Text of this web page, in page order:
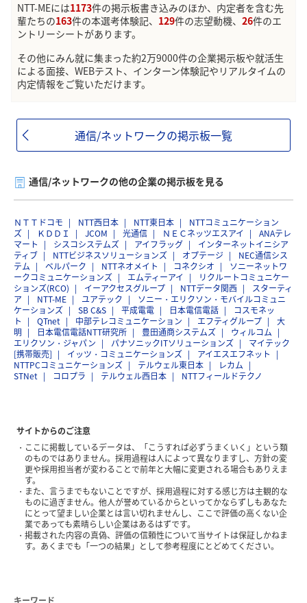
NTT-MEには1173件の掲示板書き込みのほか、内定者を含む先
輩たちの163件の本選考体験記、 129件の志望動機、 26件のエ
ントリーシートがあります。
その他にみん就に集まった約2万9000件の企業掲示板や就活生
による面接、WEBテスト、インターン体験記やリアルタイムの
内定情報をご覧いただけます。
通信/ネットワークの掲示板一覧
通信/ネットワークの他の企業の掲示板を見る
ＮＴＴドコモ NTT西日本 NTT東日本
NTTコミュニケーション
ズ
ＫＤＤＩ JCOM 光通信 ＮＥＣネッツエスアイ
ANAテレ
マート
シスコシステムズ アイフラッグ
インターネットイニシア
ティブ
NTTビジネスソリューションズ オプテージ
NEC通信シス
テム
ベルパーク NTTネオメイト コネクシオ
ソニーネットワ
ークコミュニケーションズ
エムティーアイ
リクルートコミュニケー
ションズ(RCO)
イーアクセスグループ NTTデータ関西
スターティ
ア
NTT-ME ユアテック
ソニー・エリクソン・モバイルコミュニ
ケーションズ
SB C&S 平成電電 日本電信電話
コスモネッ
ト
QTnet 中部テレコミュニケーション エフティグループ
大
明
日本電信電話NTT研究所 豊田通商システムズ
ウィルコム
エリクソン・ジャパン
パナソニックITソリューションズ
マイテック
[携帯販売]
イッツ・コミュニケーションズ
アイエスエフネット
NTTPCコミュニケーションズ
テルウェル東日本
レカム
STNet
コロプラ テルウェル西日本 NTTフィールドテクノ
サイトからのご注意
ここに掲載しているデータは、「こうすれば必ずうまくいく」という類
のものではありません。採用過程は人によって異なりますし、方針の変
更や採用担当者が変わることで前年と大幅に変更される場合もありえま
す。
また、言うまでもないことですが、採用過程に対する感じ方は主観的な
ものに過ぎません。他人が誉めているからといってかならずしもあなた
にとって望ましい企業とは言い切れませんし、ここで評価の高くない企
業であっても素晴らしい企業はあるはずです。
掲載された内容の真偽、評価の信頼性について当サイトは保証しかねま
す。あくまでも「一つの結果」として参考程度にとどめてください。
キーワード